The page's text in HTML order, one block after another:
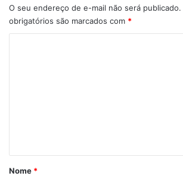
O seu endereço de e-mail não será publicado.
obrigatórios são marcados com *
rNome *